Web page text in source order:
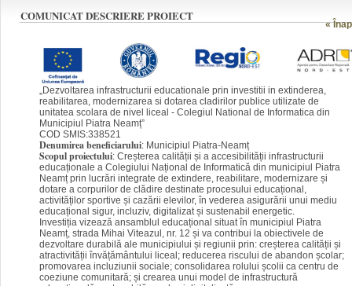
«
COMUNICAT DESCRIERE PROIECT
„Dezvoltarea infrastructurii educationale prin investitii in extinderea,
reabilitarea, modernizarea si dotarea cladirilor publice utilizate de
unitatea scolara de nivel liceal - Colegiul National de Informatica din
Municipiul Piatra Neamț”
COD SMIS:338521
Denumirea beneficiarului: Municipiul Piatra-Neamț
Scopul proiectului: Creșterea calității și a accesibilității infrastructurii
educaționale a Colegiului Național de Informatică din municipiul Piatra
Neamț prin lucrări integrate de extindere, reabilitare, modernizare și
dotare a corpurilor de clădire destinate procesului educațional,
activităților sportive și cazării elevilor, în vederea asigurării unui mediu
educațional sigur, incluziv, digitalizat și sustenabil energetic.
Investiția vizează ansamblul educațional situat în municipiul Piatra
Neamț, strada Mihai Viteazul, nr. 12 și va contribui la obiectivele de
dezvoltare durabilă ale municipiului și regiunii prin: creșterea calității și
atractivității învățământului liceal; reducerea riscului de abandon școlar;
promovarea incluziunii sociale; consolidarea rolului școlii ca centru de
coeziune comunitară; și crearea unui model de infrastructură